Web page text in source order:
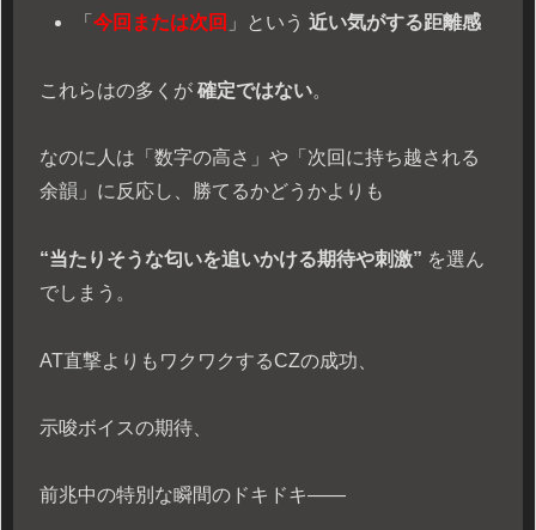
「今回または次回 」という近い気がする距離感
これらはの多くが 確定ではない。
なのに人は「数字の高さ」や「次回に持ち越される
余韻」に反応し、勝てるかどうかよりも
“当たりそうな匂いを追いかける期待や刺激” を選ん
でしまう。
AT直撃よりもワクワクするCZの成功、
示唆ボイスの期待、
前兆中の特別な瞬間のドキドキ――